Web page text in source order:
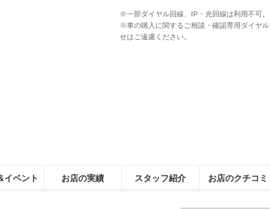
※一部ダイヤル回線、IP・光回線は利用不可。
※車の購入に関するご相談・確認専用ダイヤ
せはご遠慮ください。
イベント お店の実績 スタッフ紹介 お店のクチコミ